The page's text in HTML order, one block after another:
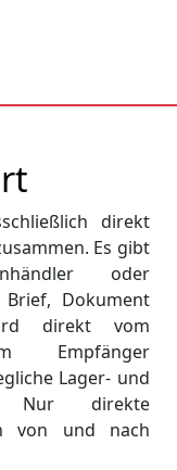
direkt
Es gibt
oder
Dokument
direkt vom
Empfänger
Lager- und
Nur direkte
von und nach